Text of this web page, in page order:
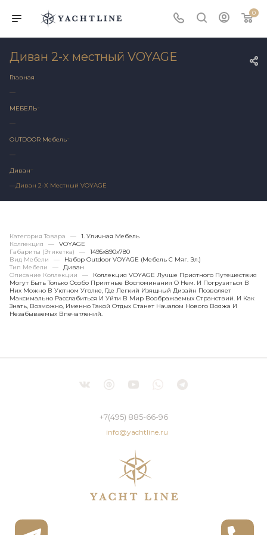
0
Диван 2-х местный VOYAGE
Главная
—
МЕБЕЛЬ
—
OUTDOOR Мебель
—
Диван
—Диван 2-Х Местный VOYAGE
Категория Товара —
1. Уличная Мебель
Коллекция
—
VOYAGE
Габариты (этикетка)
—
1495х890x780
Вид Мебели
—
Набор Outdoor VOYAGE (мебель С Мяг. Эл.)
Тип Мебели
—
Диван
Описание Коллекции
—
Коллекция VOYAGE Лучше Приятного Путешествия
Могут Быть Только Особо Приятные Воспоминания О Нем. И Погрузиться В
Них Можно В Уютном Уголке, Где Легкий Изящный Дизайн Позволяет
Максимально Расслабиться И Уйти В Мир Воображаемых Странствий. И Как
Знать, Возможно, Именно Такой Отдых Станет Началом Нового Вояжа И
Незабываемых Впечатлений.
+7(495) 885-66-96
info@yachtline.ru